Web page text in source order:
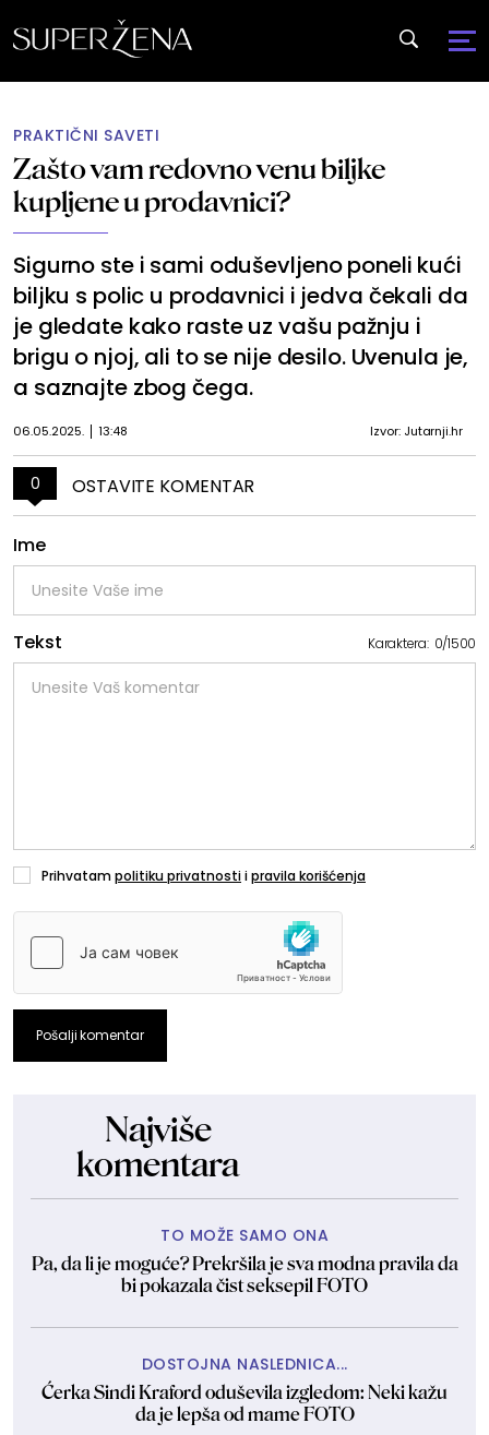
PRAKTIČNI SAVETI
Zašto vam redovno venu biljke
kupljene u prodavnici?
Sigurno ste i sami oduševljeno poneli kući
biljku s polic u prodavnici i jedva čekali da
je gledate kako raste uz vašu pažnju i
brigu o njoj, ali to se nije desilo. Uvenula je,
a saznajte zbog čega.
06.05.2025. 13:48 Izvor: Jutarnji.hr
0 OSTAVITE KOMENTAR
Ime
Tekst Karaktera: 0/1500
Prihvatampolitiku privatnostiipravila korišćenja
Pošalji komentar
Najviše
komentara
TO MOŽE SAMO ONA
Pa, da li je moguće? Prekršila je sva modna pravila da
bi pokazala čist seksepil FOTO
DOSTOJNA NASLEDNICA...
Ćerka Sindi Kraford oduševila izgledom: Neki kažu
da je lepša od mame FOTO